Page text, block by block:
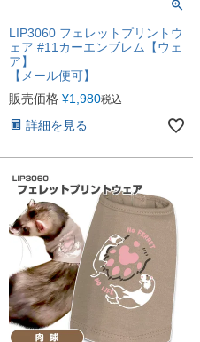
LIP3060 フェレットプリントウ
ェア #11カーエンブレム【ウェ
ア】
【メール便可】
販売価格 ¥1,980税込
詳細を見る